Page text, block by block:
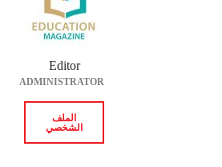
Editor
ADMINISTRATOR
الملف
الشخصي